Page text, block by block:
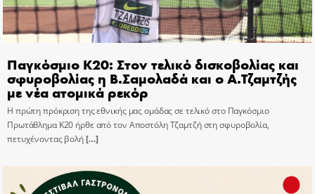
Παγκόσμιο Κ20: Στον τελικό δισκοβολίας και
σφυροβολίας η Β.Σαμολαδά και ο Α.Τζαμτζής
με νέα ατομικά ρεκόρ
Η πρώτη πρόκριση της εθνικής μας ομάδας σε τελικό στο Παγκόσμιο
Πρωτάθλημα Κ20 ήρθε από τον Αποστόλη Τζαμτζή στη σφυροβολία,
πετυχένοντας βολή[…]